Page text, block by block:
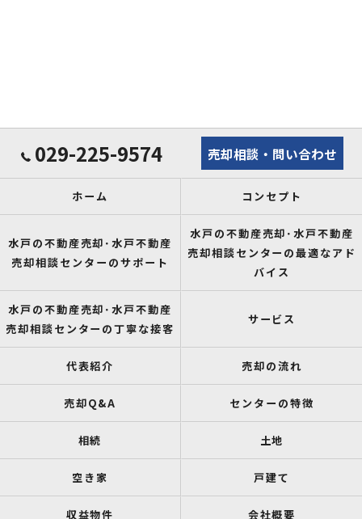
029-225-9574 売却相談・問い合わせ
ホーム コンセプト
水戸の不動産売却･水戸不動産
売却相談センターのサポート
水戸の不動産売却･水戸不動産
売却相談センターの最適なアド
バイス
水戸の不動産売却･水戸不動産
売却相談センターの丁寧な接客
サービス
代表紹介 売却の流れ
売却Q&A センターの特徴
相続 土地
空き家 戸建て
収益物件 会社概要